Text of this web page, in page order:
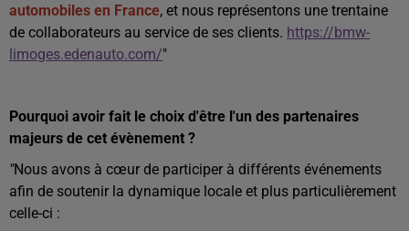
automobiles en France, et nous représentons une trentaine
de collaborateurs au service de ses clients. https://bmw-
limoges.edenauto.com/"
Pourquoi avoir fait le choix d'être l'un des partenaires
majeurs de cet évènement ?
"Nous avons à cœur de participer à différents événements
afin de soutenir la dynamique locale et plus particulièrement
celle-ci :